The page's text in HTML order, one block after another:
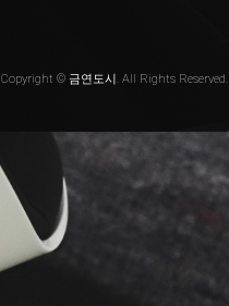
Copyright © 금연도시. All Rights Reserved.